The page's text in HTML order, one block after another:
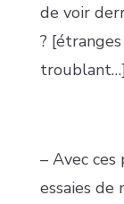
de voir
?
– Avec
essaies de